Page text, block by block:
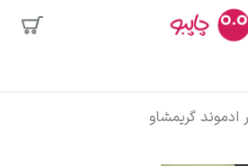
ادموند گریمشاو